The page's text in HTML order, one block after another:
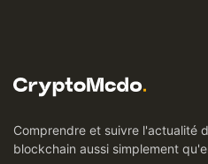
Comprendre et suivre l'actualité
blockchain aussi simplement